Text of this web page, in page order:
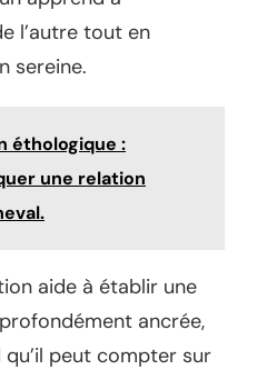
l’autre tout en
sereine.
éthologique :
une relation
aide à établir une
profondément ancrée,
peut compter sur